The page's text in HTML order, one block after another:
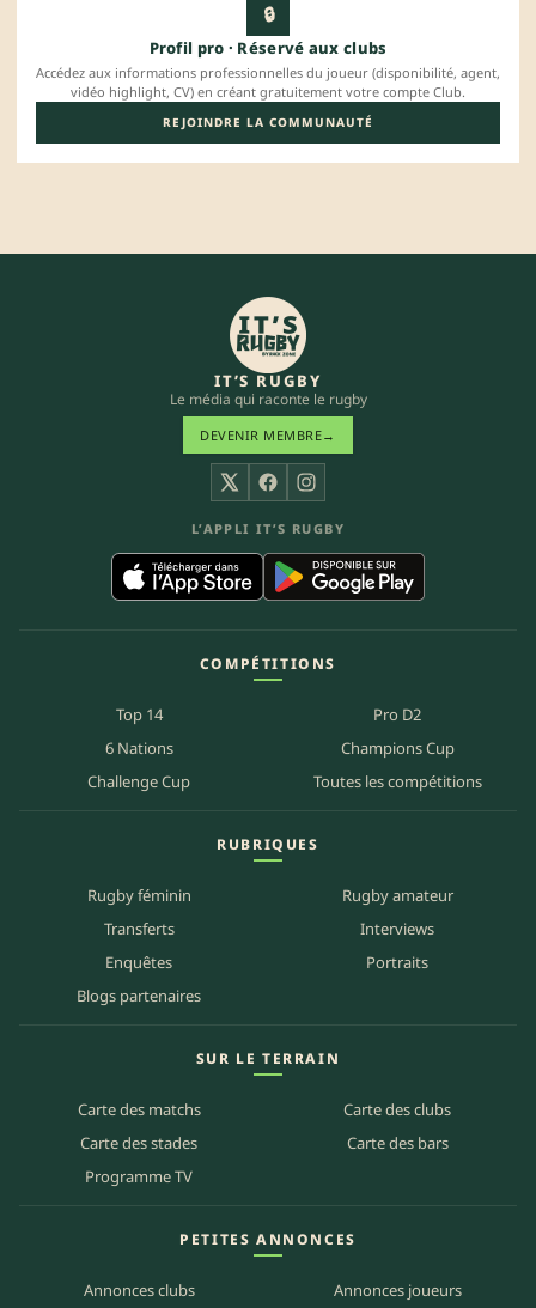
🔒
Profil pro · Réservé aux clubs
Accédez aux informations professionnelles du joueur (disponibilité, agent,
vidéo highlight, CV) en créant gratuitement votre compte Club.
REJOINDRE LA COMMUNAUTÉ
IT’S RUGBY
Le média qui raconte le rugby
DEVENIR MEMBRE→
X FacebookInstagram
L’APPLI IT’S RUGBY
COMPÉTITIONS
Top 14
Pro D2
6 Nations
Champions Cup
Challenge Cup
Toutes les compétitions
RUBRIQUES
Rugby féminin
Rugby amateur
Transferts
Interviews
Enquêtes
Portraits
Blogs partenaires
SUR LE TERRAIN
Carte des matchs
Carte des clubs
Carte des stades
Carte des bars
Programme TV
PETITES ANNONCES
Annonces clubs Annonces joueurs